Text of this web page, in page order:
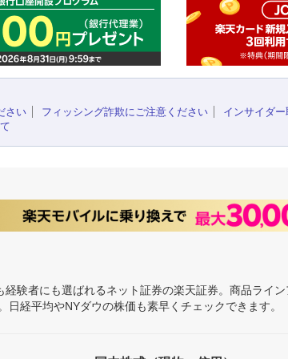
さい
フィッシング詐欺にご注意ください インサイダ
験者にも選ばれるネット証券の楽天証券。商品ライ
経平均やNYダウの株価も素早くチェックできます。